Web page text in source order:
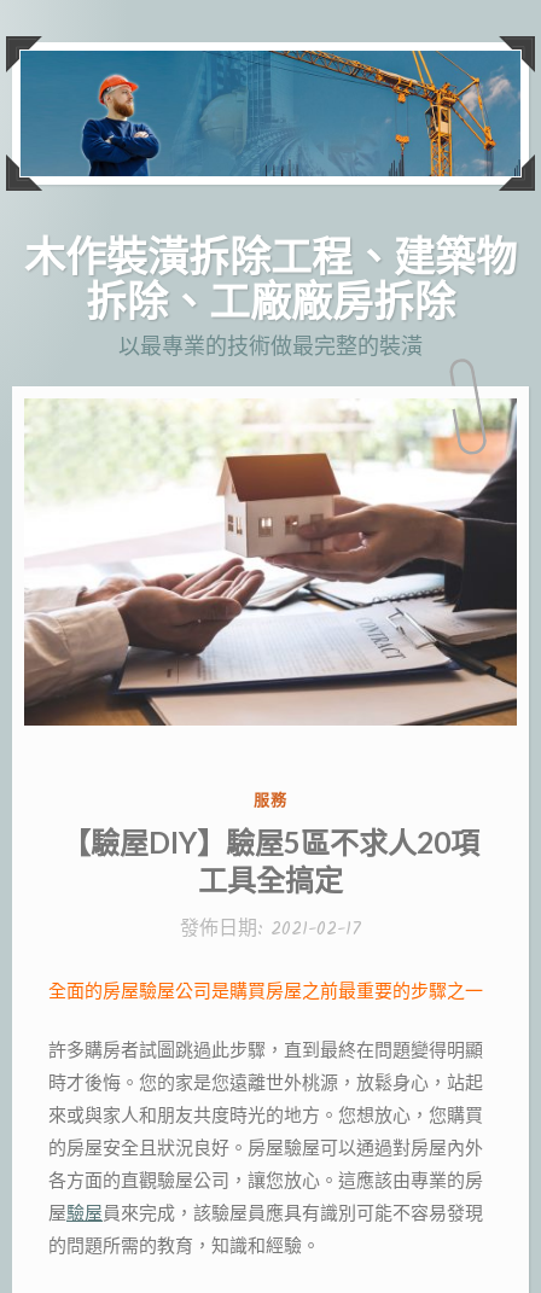
主
木作裝潢拆除工程、建築物
拆除、工廠廠房拆除
以最專業的技術做最完整的裝潢
分
類:
服務
【驗屋DIY】驗屋5區不求人20項
工具全搞定
發佈日期: 2021-02-17
全面的房屋驗屋公司是購買房屋之前最重要的步驟之一
許多購房者試圖跳過此步驟，直到最終在問題變得明顯
時才後悔。您的家是您遠離世外桃源，放鬆身心，站起
來或與家人和朋友共度時光的地方。您想放心，您購買
的房屋安全且狀況良好。房屋驗屋可以通過對房屋內外
各方面的直觀驗屋公司，讓您放心。這應該由專業的房
屋驗屋員來完成，該驗屋員應具有識別可能不容易發現
的問題所需的教育，知識和經驗。